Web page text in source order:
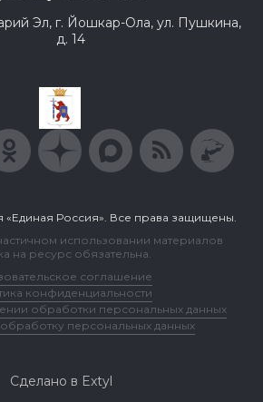
Эл, г. Йошкар-Ола, ул. Пушкина,
д. 14
«Единая Россия». Все права защищены.
использовании материалов
на ресурс обязательна.
соглашение
конфиденциальности
обработки персональных данных
персональных данных
Сделано в Extyl